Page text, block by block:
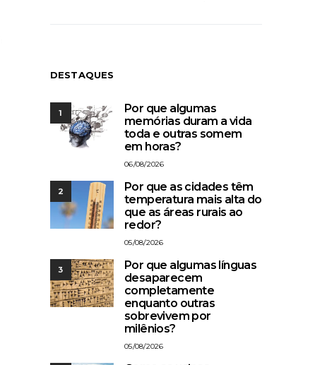
DESTAQUES
1
Por que algumas
memórias duram a vida
toda e outras somem
em horas?
06/08/2026
2
Por que as cidades têm
temperatura mais alta do
que as áreas rurais ao
redor?
05/08/2026
3
Por que algumas línguas
desaparecem
completamente
enquanto outras
sobrevivem por
milênios?
05/08/2026